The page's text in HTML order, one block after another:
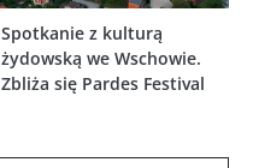
Spotkanie z kulturą
żydowską we Wschowie.
Zbliża się Pardes Festival